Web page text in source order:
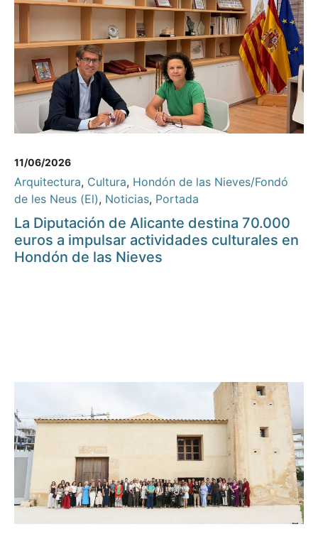
11/06/2026
Arquitectura, Cultura, Hondón de las Nieves/Fondó
de les Neus (El), Noticias, Portada
La Diputación de Alicante destina 70.000
euros a impulsar actividades culturales en
Hondón de las Nieves